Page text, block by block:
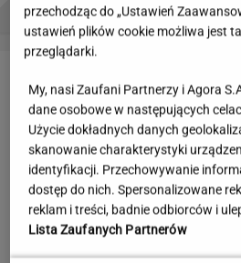
PROBLEMY POLSKICH SIATKARZY ZNAK Z
Czyszczenie magazynów
W
przechodząc do „Ustawień
ustawień plików cookie możliwa jest
przeglądarki.
My, nasi Zaufani Partnerzy i Agora
dane osobowe w następujących
Użycie dokładnych danych
skanowanie charakterystyki
identyfikacji. Przechowywanie
dostęp do nich. Spersonalizowane
reklam i treści, badnie odbiorców i
Lista Zaufanych Partnerów